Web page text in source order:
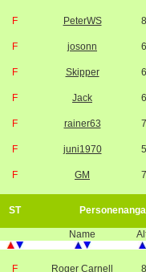
F PeterWS
F josonn
F Skipper
F Jack
F rainer63
F juni1970
F GM
ST
Name
F Roger Carnell